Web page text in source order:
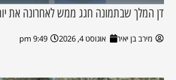
דן המלך שבתמונה חגג ממש לאחרונה את
מירב בן יאיר אוגוסט 4, 2026 9:49 pm